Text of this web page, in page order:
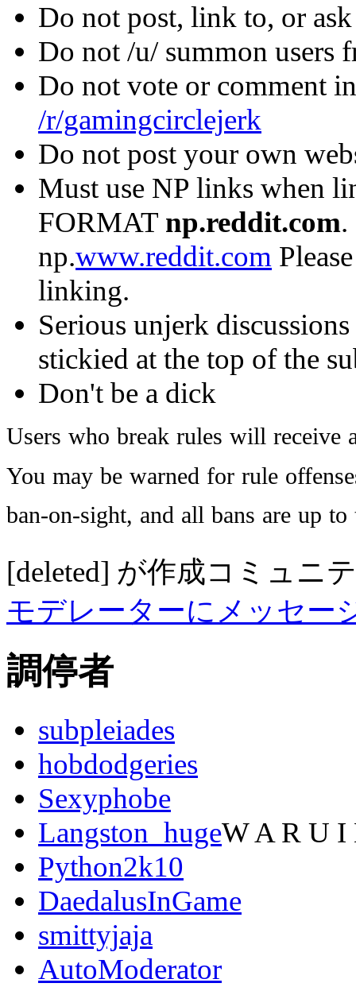
Do not post, link to, or
Do not /u/ summon users
Do not vote or comment
/r/gamingcirclejerk
Do not post your own
Must use NP links when
FORMAT np.reddit.com
np.www.reddit.com
linking.
Serious unjerk
stickied at the top of the
Don't be a dick
Users who break rules will receive
You may be warned for rule
ban-on-sight, and all bans are up to
[deleted] が作成コミュニ
モデレーターにメッセー
調停者
subpleiades
hobdodgeries
Sexyphobe
Langston_hugeW A R U I
Python2k10
DaedalusInGame
smittyjaja
AutoModerator